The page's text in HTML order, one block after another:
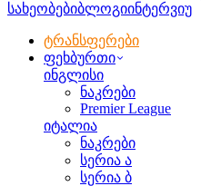
სახეობებიბლოგიინტერვიუ
ტრანსფერები
ფეხბურთი
ინგლისი
ნაკრები
Premier League
იტალია
ნაკრები
სერია ა
სერია ბ